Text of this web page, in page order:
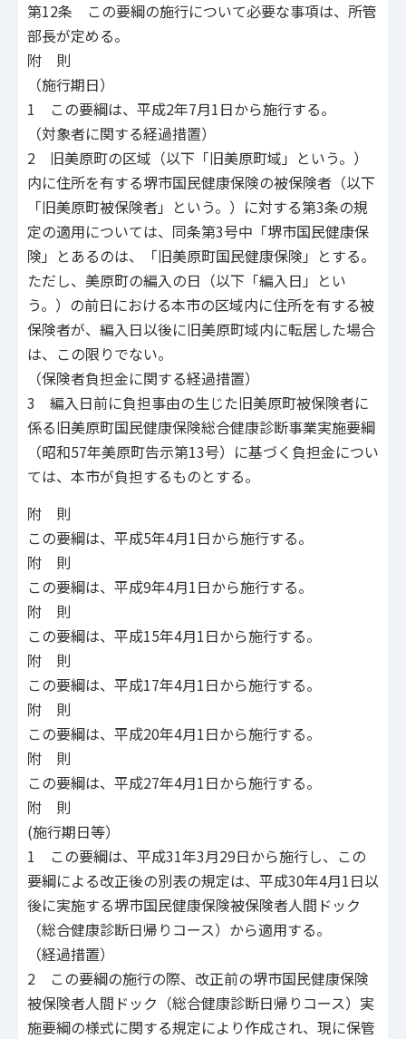
第12条 この要綱の施行について必要な事項は、所管
部長が定める。
附 則
（施行期日）
1 この要綱は、平成2年7月1日から施行する。
（対象者に関する経過措置）
2 旧美原町の区域（以下「旧美原町域」という。）
内に住所を有する堺市国民健康保険の被保険者（以下
「旧美原町被保険者」という。）に対する第3条の規
定の適用については、同条第3号中「堺市国民健康保
険」とあるのは、「旧美原町国民健康保険」とする。
ただし、美原町の編入の日（以下「編入日」とい
う。）の前日における本市の区域内に住所を有する被
保険者が、編入日以後に旧美原町域内に転居した場合
は、この限りでない。
（保険者負担金に関する経過措置）
3 編入日前に負担事由の生じた旧美原町被保険者に
係る旧美原町国民健康保険総合健康診断事業実施要綱
（昭和57年美原町告示第13号）に基づく負担金につい
ては、本市が負担するものとする。
附 則
この要綱は、平成5年4月1日から施行する。
附 則
この要綱は、平成9年4月1日から施行する。
附 則
この要綱は、平成15年4月1日から施行する。
附 則
この要綱は、平成17年4月1日から施行する。
附 則
この要綱は、平成20年4月1日から施行する。
附 則
この要綱は、平成27年4月1日から施行する。
附 則
(施行期日等）
1 この要綱は、平成31年3月29日から施行し、この
要綱による改正後の別表の規定は、平成30年4月1日以
後に実施する堺市国民健康保険被保険者人間ドック
（総合健康診断日帰りコース）から適用する。
（経過措置）
2 この要綱の施行の際、改正前の堺市国民健康保険
被保険者人間ドック（総合健康診断日帰りコース）実
施要綱の様式に関する規定により作成され、現に保管